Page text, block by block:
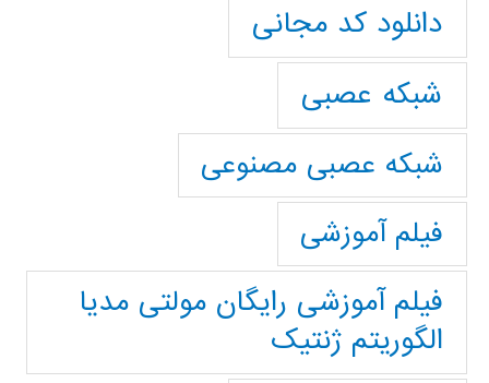
دانلود کد مجانی
شبکه عصبی
شبکه عصبی مصنوعی
فیلم آموزشی
فیلم آموزشی رایگان مولتی مدیا
الگوریتم ژنتیک